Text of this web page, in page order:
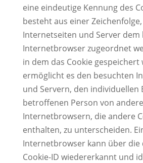
eine eindeutige Kennung des
besteht aus einer
Internetseiten und Server dem
Internetbrowser zugeordnet
in dem das Cookie gespeichert
ermöglicht es den besuchten
und Servern, den individuellen
betroffenen Person von
Internetbrowsern, die andere
enthalten, zu unterscheiden.
Internetbrowser kann über die
Cookie-ID wiedererkannt und